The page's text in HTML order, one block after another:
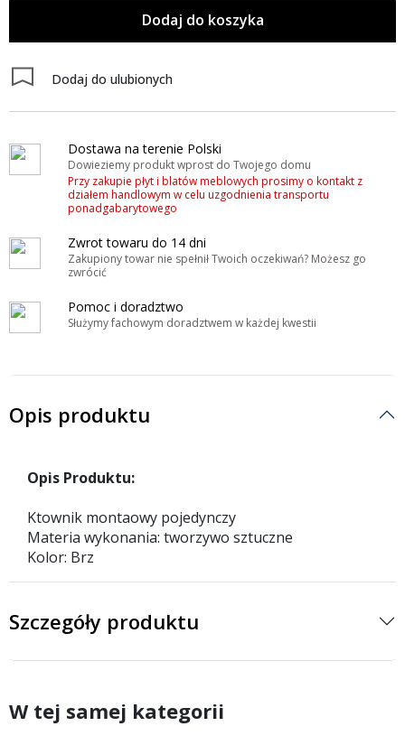
Dodaj do koszyka
Dodaj do ulubionych
Dostawa na terenie Polski
Dowieziemy produkt wprost do Twojego domu
Przy zakupie płyt i blatów meblowych prosimy o kontakt z
działem handlowym w celu uzgodnienia transportu
ponadgabarytowego
Zwrot towaru do 14 dni
Zakupiony towar nie spełnił Twoich oczekiwań? Możesz go
zwrócić
Pomoc i doradztwo
Służymy fachowym doradztwem w każdej kwestii
Opis produktu
Opis Produktu:
Ktownik montaowy pojedynczy
Materia wykonania: tworzywo sztuczne
Kolor: Brz
Szczegóły produktu
W tej samej kategorii